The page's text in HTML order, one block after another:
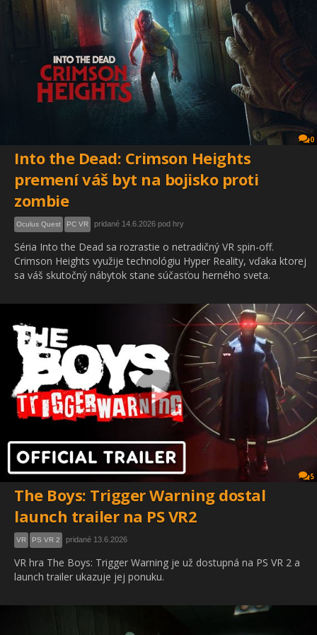
0
Into the Dead: Crimson Heights
premení váš byt na bojisko proti
zombie
Oculus Quest PC VR pridané 14.6.2026 pod hry
Séria Into the Dead sa rozrastie o netradičný VR spin-off.
Crimson Heights využije technológiu Hyper Reality, vďaka ktorej
sa váš skutočný nábytok stane súčasťou herného sveta.
5
The Boys: Trigger Warning dostal
launch trailer na PS VR2
VR PS VR 2 pridané 13.6.2026
VR hra The Boys: Trigger Warning je už dostupná na PS VR 2 a
launch trailer ukazuje jej ponuku.